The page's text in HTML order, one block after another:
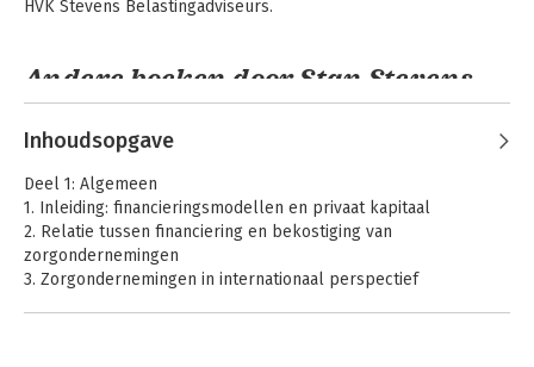
zorginstellingen
Bekijk alle boeken
HVK Stevens Belastingadviseurs.
Andere boeken door Stan Stevens
Inhoudsopgave
Deel 1: Algemeen
1. Inleiding: financieringsmodellen en privaat kapitaal
2. Relatie tussen financiering en bekostiging van
zorgondernemingen
3. Zorgondernemingen in internationaal perspectief